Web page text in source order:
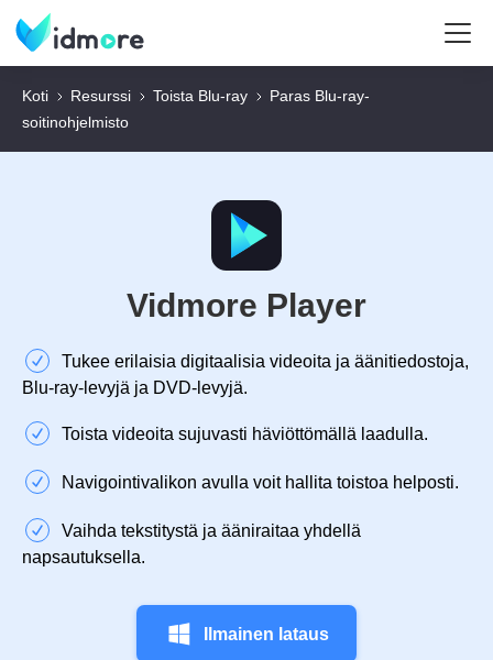
Koti Resurssi Toista Blu-ray
Paras Blu-ray-
soitinohjelmisto
Vidmore Player
Tukee erilaisia digitaalisia videoita ja äänitiedostoja,
Blu-ray-levyjä ja DVD-levyjä.
Toista videoita sujuvasti häviöttömällä laadulla.
Navigointivalikon avulla voit hallita toistoa helposti.
Vaihda tekstitystä ja ääniraitaa yhdellä
napsautuksella.
Ilmainen lataus